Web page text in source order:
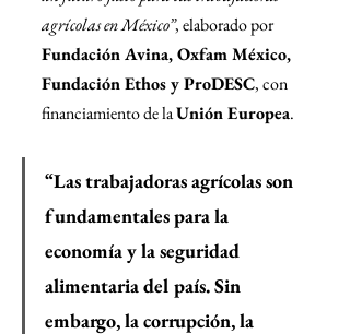
agrícolas en México”, elaborado por
Fundación Avina, Oxfam México,
Fundación Ethos y ProDESC, con
financiamiento de la Unión Europea.
“Las trabajadoras agrícolas son
fundamentales para la
economía y la seguridad
alimentaria del país. Sin
embargo, la corrupción, la